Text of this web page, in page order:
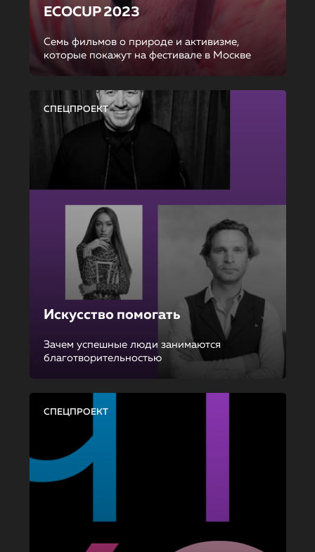
ECOCUP 2023
Семь фильмов о природе и активизме,
которые покажут на фестивале в Москве
СПЕЦПРОЕКТ
Искусство помогать
Зачем успешные люди занимаются
благотворительностью
СПЕЦПРОЕКТ